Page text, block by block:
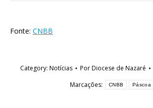
Fonte: CNBB
Category: Notícias PorDiocese de Nazaré
Marcações:
CNBB Páscoa